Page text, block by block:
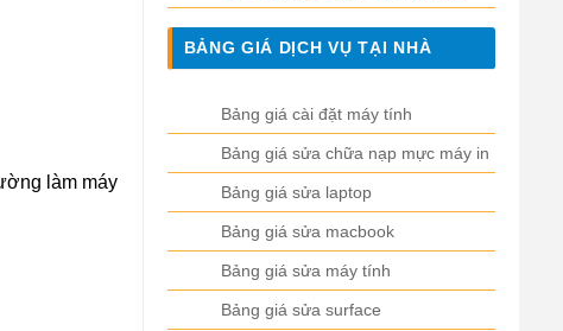
làm máy
BẢNG GIÁ DỊCH VỤ TẠI NHÀ
Bảng giá cài đặt máy tính
Bảng giá sửa chữa nạp mực máy in
Bảng giá sửa laptop
Bảng giá sửa macbook
Bảng giá sửa máy tính
Bảng giá sửa surface